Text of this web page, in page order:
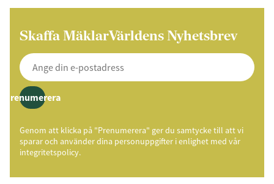
Skaffa MäklarVärldens Nyhetsbrev
Prenumerera
Genom att klicka på "Prenumerera" ger du samtycke till att vi
sparar och använder dina personuppgifter i enlighet med vår
integritetspolicy.